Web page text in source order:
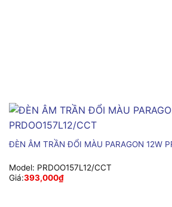
ĐÈN ÂM TRẦN ĐỔI MÀU PARAGON 12W
Model: PRDOO157L12/CCT
Giá:393,000₫